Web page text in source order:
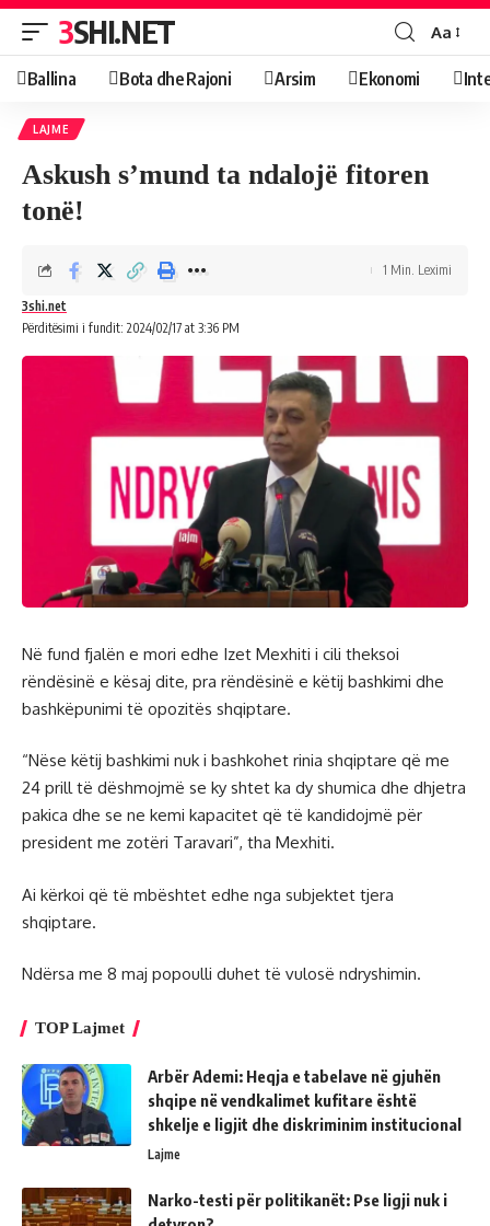
3SHI.NET Aa
Ballina Bota dhe Rajoni Arsim Ekonomi
LAJME
Askush s’mund ta ndalojë fitoren
tonë!
Përditësimi i fundit: 2024/02/17 at 3:36 PM
3shi.net
1 Min. Leximi
Në fund fjalën e mori edhe Izet Mexhiti i cili theksoi
rëndësinë e kësaj dite, pra rëndësinë e këtij bashkimi dhe
bashkëpunimi të opozitës shqiptare.
“Nëse këtij bashkimi nuk i bashkohet rinia shqiptare që me
24 prill të dëshmojmë se ky shtet ka dy shumica dhe dhjetra
pakica dhe se ne kemi kapacitet që të kandidojmë për
president me zotëri Taravari”, tha Mexhiti.
Ai kërkoi që të mbështet edhe nga subjektet tjera
shqiptare.
Ndërsa me 8 maj popoulli duhet të vulosë ndryshimin.
TOP Lajmet
Arbër Ademi: Heqja e tabelave në gjuhën
shqipe në vendkalimet kufitare është
shkelje e ligjit dhe diskriminim institucional
Lajme
Narko-testi për politikanët: Pse ligji nuk i